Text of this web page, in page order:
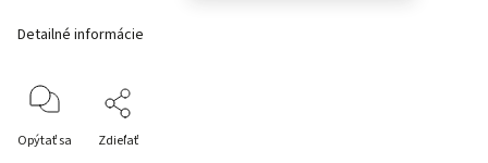
Detailné informácie
Opýtať sa Zdieľať